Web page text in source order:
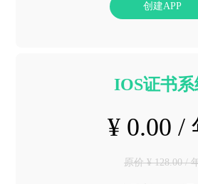
创建APP
IOS证书系
¥ 0.00 /
原价 ¥ 128.00 /